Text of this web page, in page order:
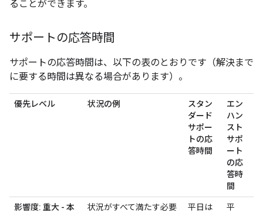
ることができます。
サポートの応答時間
サポートの応答時間は、以下の表のとおりです（解決まで
に要する時間は異なる場合があります）。
優先レベル 状況の例
スタン
ダード
サポー
トの応
答時間
エン
ハン
スト
サポ
ート
の応
答時
間
影響度: 重大 - 本
状況がすべて満たす必要
平日は
平